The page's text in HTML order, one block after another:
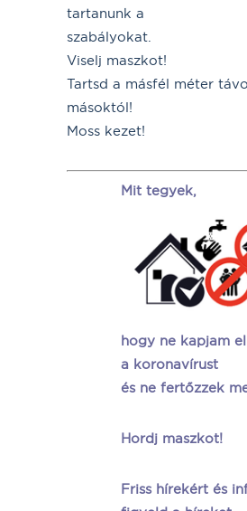
tartanunk a
szabályokat.
Viselj maszkot!
Tartsd a másfél méter
másoktól!
Moss kezet!
Mit tegyek,
hogy ne kapjam el
a koronavírust
és ne fertőzzek
Hordj maszkot!
Friss hírekért és